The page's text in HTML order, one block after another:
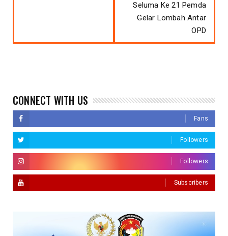
Seluma Ke 21 Pemda
Gelar Lombah Antar
OPD
CONNECT WITH US
Fans
Followers
Followers
Subscribers